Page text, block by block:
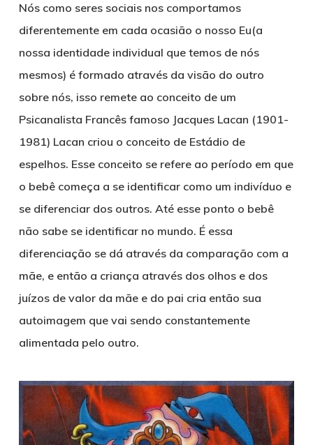
Nós como seres sociais nos comportamos
diferentemente em cada ocasião o nosso Eu(a
nossa identidade individual que temos de nós
mesmos) é formado através da visão do outro
sobre nós, isso remete ao conceito de um
Psicanalista Francês famoso Jacques Lacan (1901-
1981) Lacan criou o conceito de Estádio de
espelhos. Esse conceito se refere ao período em que
o bebê começa a se identificar como um indivíduo e
se diferenciar dos outros. Até esse ponto o bebê
não sabe se identificar no mundo. É essa
diferenciação se dá através da comparação com a
mãe, e então a criança através dos olhos e dos
juízos de valor da mãe e do pai cria então sua
autoimagem que vai sendo constantemente
alimentada pelo outro.